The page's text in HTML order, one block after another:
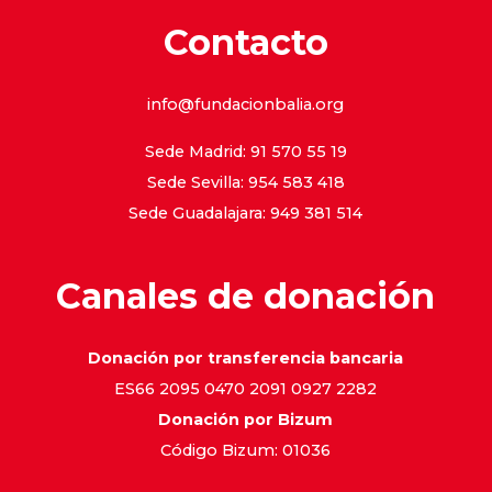
Contacto
info@fundacionbalia.org
Sede Madrid: 91 570 55 19
Sede Sevilla: 954 583 418
Sede Guadalajara: 949 381 514
Canales de donación
Donación por transferencia bancaria
ES66 2095 0470 2091 0927 2282
Donación por Bizum
Código Bizum: 01036